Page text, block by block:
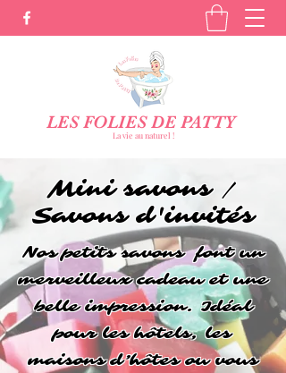
LES FOLIES DE PATTY
La vie au naturel !
Mini savons /
Savons d'invités
Nos petits savons font un
merveilleux cadeau et une
belle impression. Idéal
pour les hôtels, les
maisons d’hôtes ou vous